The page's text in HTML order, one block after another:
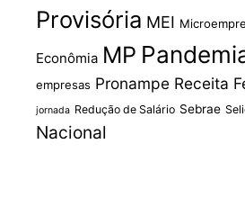
Provisória MEI
Econômia MP
empresas Pronampe Receita
jornada Redução de Salário Sebrae
Nacional